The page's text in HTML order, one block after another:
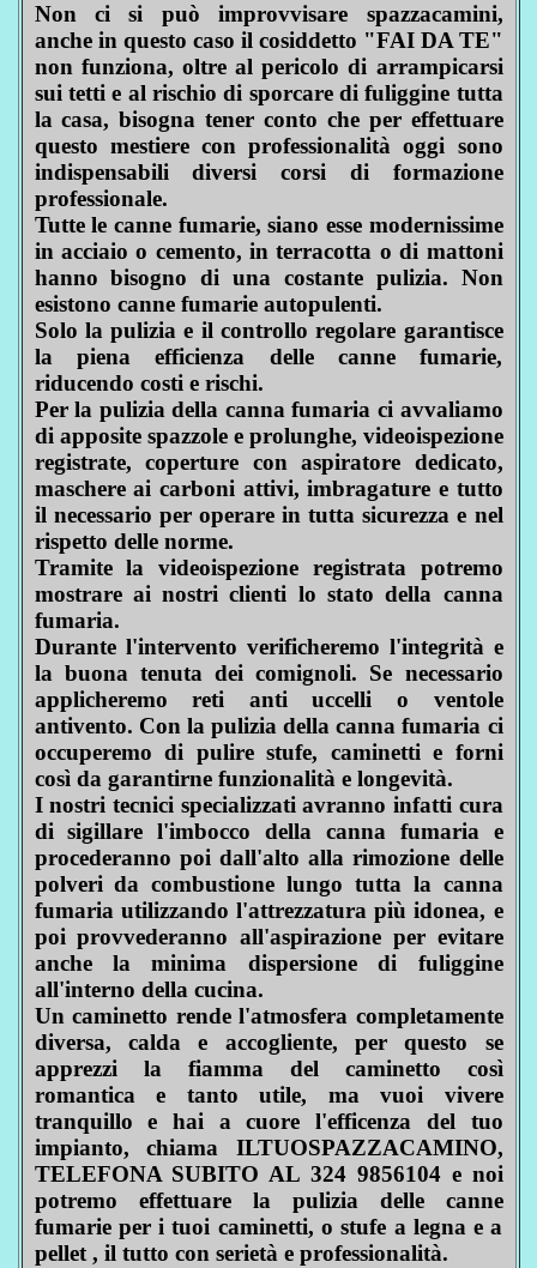
Non ci si può improvvisare spazzacamini,
anche in questo caso il cosiddetto "FAI DA TE"
non funziona, oltre al pericolo di arrampicarsi
sui tetti e al rischio di sporcare di fuliggine tutta
la casa, bisogna tener conto che per effettuare
questo mestiere con professionalità oggi sono
indispensabili diversi corsi di formazione
professionale.
Tutte le canne fumarie, siano esse modernissime
in acciaio o cemento, in terracotta o di mattoni
hanno bisogno di una costante pulizia. Non
esistono canne fumarie autopulenti.
Solo la pulizia e il controllo regolare garantisce
la piena efficienza delle canne fumarie,
riducendo costi e rischi.
Per la pulizia della canna fumaria ci avvaliamo
di apposite spazzole e prolunghe, videoispezione
registrate, coperture con aspiratore dedicato,
maschere ai carboni attivi, imbragature e tutto
il necessario per operare in tutta sicurezza e nel
rispetto delle norme.
Tramite la videoispezione registrata potremo
mostrare ai nostri clienti lo stato della canna
fumaria.
Durante l'intervento verificheremo l'integrità e
la buona tenuta dei comignoli. Se necessario
applicheremo reti anti uccelli o ventole
antivento. Con la pulizia della canna fumaria ci
occuperemo di pulire stufe, caminetti e forni
così da garantirne funzionalità e longevità.
I nostri tecnici specializzati avranno infatti cura
di sigillare l'imbocco della canna fumaria e
procederanno poi dall'alto alla rimozione delle
polveri da combustione lungo tutta la canna
fumaria utilizzando l'attrezzatura più idonea, e
poi provvederanno all'aspirazione per evitare
anche la minima dispersione di fuliggine
all'interno della cucina.
Un caminetto rende l'atmosfera completamente
diversa, calda e accogliente, per questo se
apprezzi la fiamma del caminetto così
romantica e tanto utile, ma vuoi vivere
tranquillo e hai a cuore l'efficenza del tuo
impianto, chiama ILTUOSPAZZACAMINO,
TELEFONA SUBITO AL 324 9856104 e noi
potremo effettuare la pulizia delle canne
fumarie per i tuoi caminetti, o stufe a legna e a
pellet , il tutto con serietà e professionalità.